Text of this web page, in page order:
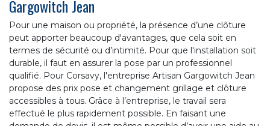
Gargowitch Jean
Pour une maison ou propriété, la présence d’une clôture
peut apporter beaucoup d'avantages, que cela soit en
termes de sécurité ou d’intimité. Pour que l'installation soit
durable, il faut en assurer la pose par un professionnel
qualifié. Pour Corsavy, l'entreprise Artisan Gargowitch Jean
propose des prix pose et changement grillage et clôture
accessibles à tous. Grâce à l’entreprise, le travail sera
effectué le plus rapidement possible. En faisant une